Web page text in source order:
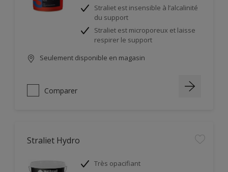
Straliet est insensible à l’alcalinité
du support
Straliet est microporeux et laisse
respirer le support
Seulement disponible en magasin
Comparer
Straliet Hydro
Très opacifiant